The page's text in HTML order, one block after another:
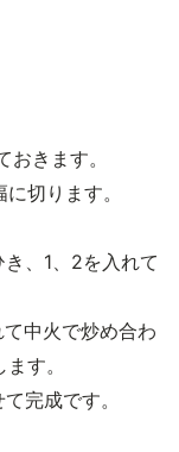
きます。
切ります。
、1、2を入れて
中火で炒め合わ
す。
完成です。